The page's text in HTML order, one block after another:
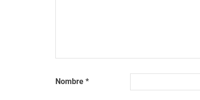
Nombre *